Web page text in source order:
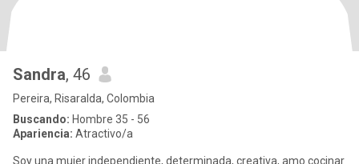
Sandra, 46
Pereira, Risaralda, Colombia
Buscando: Hombre 35 - 56
Apariencia: Atractivo/a
Soy una mujer independiente, determinada, creativa, amo cocinar